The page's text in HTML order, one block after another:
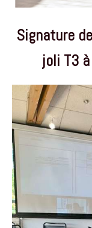
Signature
joli T3